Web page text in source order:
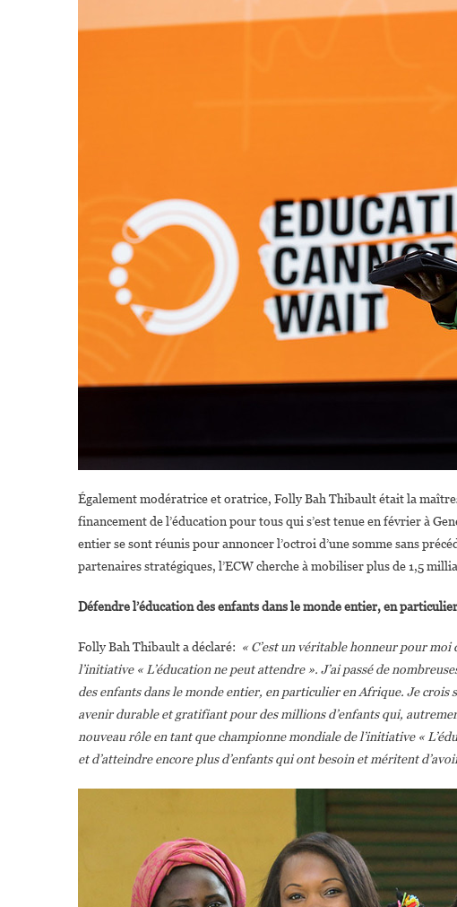
Également modératrice et oratrice, Folly Bah Thibault était la
financement de l’éducation pour tous qui s’est tenue en février à
entier se sont réunis pour annoncer l’octroi d’une somme sans
partenaires stratégiques, l’ECW cherche à mobiliser plus de 1,5
Défendre l’éducation des enfants dans le monde entier, en
Folly Bah Thibault a déclaré: « C’est un véritable honneur pour
l’initiative « L’éducation ne peut attendre ». J’ai passé de
des enfants dans le monde entier, en particulier en Afrique. Je crois
avenir durable et gratifiant pour des millions d’enfants qui,
nouveau rôle en tant que championne mondiale de l’initiative «
et d’atteindre encore plus d’enfants qui ont besoin et méritent